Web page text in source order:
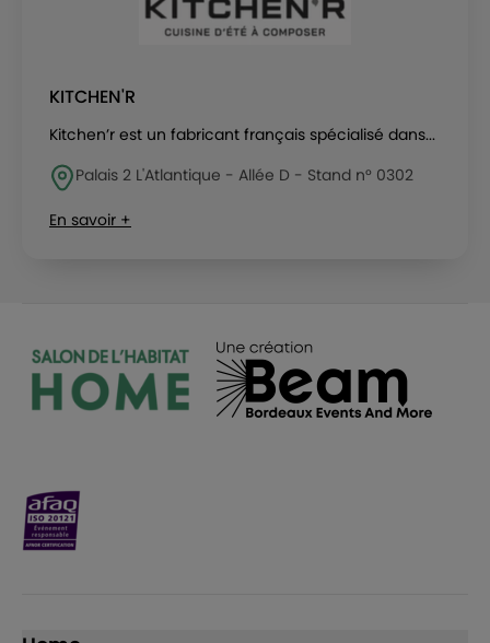
KITCHEN'R
Kitchen’r est un fabricant français spécialisé dans...
Palais 2 L'Atlantique - Allée D - Stand n° 0302
En savoir +